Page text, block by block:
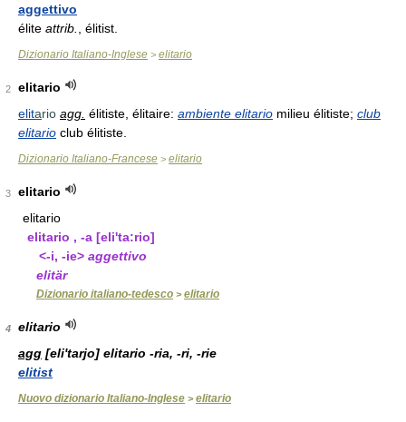
aggettivo
élite attrib. , élitist.
Dizionario Italiano-Inglese > elitario
2
elitario
elitario agg. élitiste, élitaire: ambiente elitario milieu élitiste; club
elitario club élitiste.
Dizionario Italiano-Francese > elitario
3
elitario
elitario
elitario , -a [eli'ta:rio]
<-i, -ie> aggettivo
elitär
Dizionario italiano-tedesco >elitario
4
elitario
agg [eli'tarjo] elitario -ria, -ri, -rie
elitist
Nuovo dizionario Italiano-Inglese >elitario